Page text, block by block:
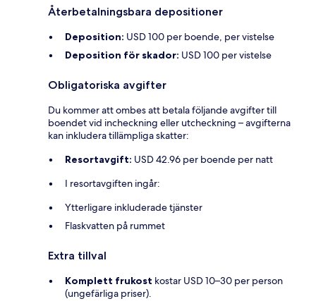
Återbetalningsbara depositioner
Deposition: USD 100 per boende, per vistelse
Deposition för skador: USD 100 per vistelse
Obligatoriska avgifter
Du kommer att ombes att betala följande avgifter till
boendet vid incheckning eller utcheckning – avgifterna
kan inkludera tillämpliga skatter:
Resortavgift: USD 42.96 per boende per natt
I resortavgiften ingår:
Ytterligare inkluderade tjänster
Flaskvatten på rummet
Extra tillval
Komplett frukost kostar USD 10–30 per person
(ungefärliga priser).